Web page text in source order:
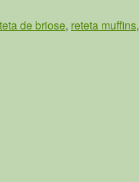
de briose, reteta muffins,